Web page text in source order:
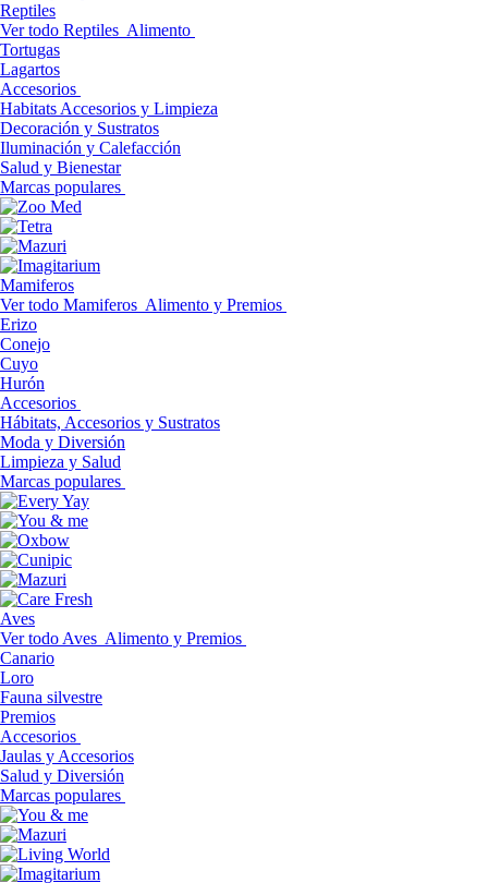
Reptiles
Ver todo Reptiles Alimento
Tortugas
Lagartos
Accesorios
Habitats Accesorios y Limpieza
Decoración y Sustratos
Iluminación y Calefacción
Salud y Bienestar
Marcas populares
Mamiferos
Ver todo Mamiferos Alimento y Premios
Erizo
Conejo
Cuyo
Hurón
Accesorios
Hábitats, Accesorios y Sustratos
Moda y Diversión
Limpieza y Salud
Marcas populares
Aves
Ver todo Aves Alimento y Premios
Canario
Loro
Fauna silvestre
Premios
Accesorios
Jaulas y Accesorios
Salud y Diversión
Marcas populares